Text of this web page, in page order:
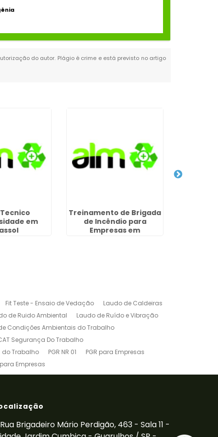
do autor. Plágio é crime e está previsto no artigo
em
Treinamento de Brigada
de Incêndio para
Empresas em
Fit Teste - Ensaio de Vedação
Laudo de Caldeiras
de Ruido Ambiental
Laudo de Ruído e Vibração
Condições Ambientais do Trabalho
Segurança Do Trabalho
do Trabalho
PGR NR 01
PGR para Empresas
Empresas
para Empresas
Treinamento de Cipa
Rua Brigadeiro Mário Perdigão, 463 - Sala 11 -